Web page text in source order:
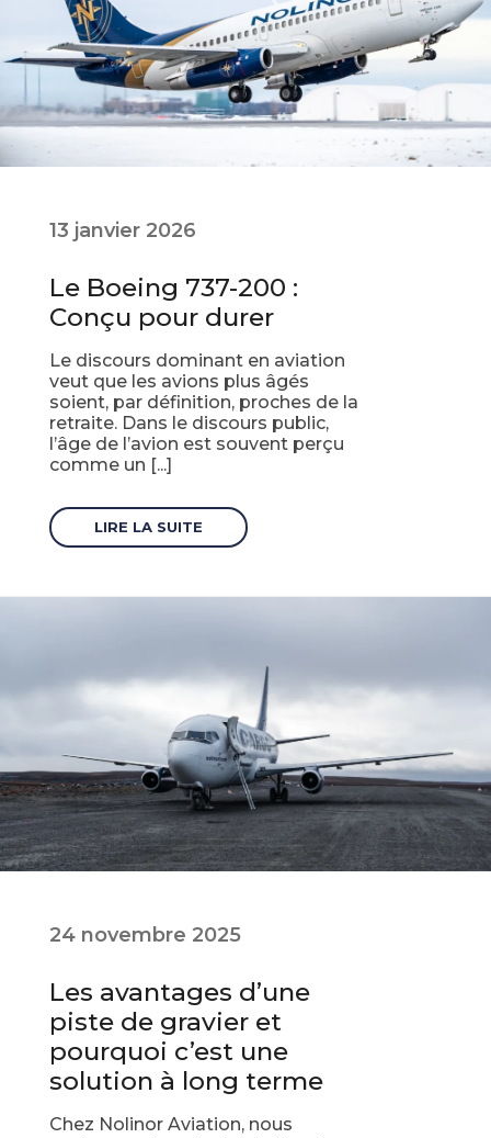
13 janvier 2026
Le Boeing 737-200 :
Conçu pour durer
Le discours dominant en aviation
veut que les avions plus âgés
soient, par définition, proches de la
retraite. Dans le discours public,
l’âge de l’avion est souvent perçu
comme un [...]
LIRE LA SUITE
24 novembre 2025
Les avantages d’une
piste de gravier et
pourquoi c’est une
solution à long terme
Chez Nolinor Aviation, nous